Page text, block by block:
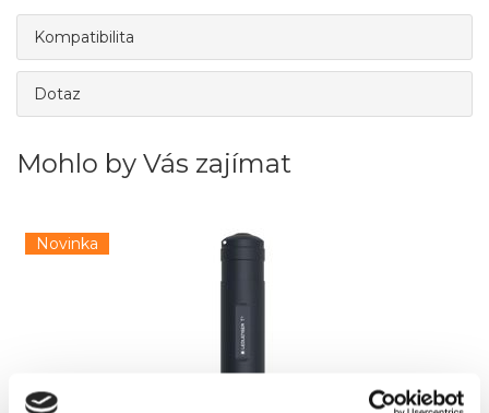
Kompatibilita
Dotaz
Mohlo by Vás zajímat
Novinka